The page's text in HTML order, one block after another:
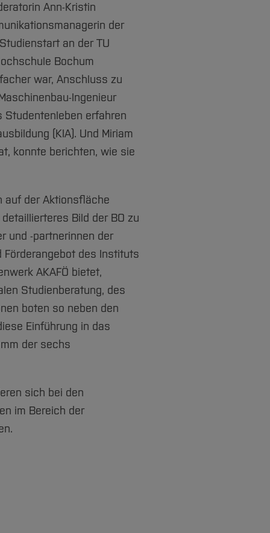
Ann-Kristin
der
an der TU
Bochum
war, Anschluss zu
Ingenieur
erfahren
(KIA). Und Miriam
konnte berichten, wie sie
auf der Aktionsfläche
Bild der BO zu
und -partnerinnen der
des Instituts
AKAFÖ bietet,
Studienberatung, des
boten so neben den
Einführung in das
der sechs
sich bei den
im Bereich der